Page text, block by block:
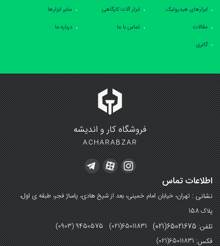
ابزارهای هیدرولیک
ابزار آلات کارگاهی
سایر ابزارها
مقالات
تماس با ما
درباره ما
گالری
فروشگاه کار و اندیشه
ACHARABZAR
اطلاعات تماس
نشانی :تهران، خیابان امام خمینی، بعد از شیخ هادی، پاساژ فجر، طبقه ی اول،
پلاک 158
تلفن: 65021675(021) (0903) 9450575 (021)65011831
فکس:(021)65011831